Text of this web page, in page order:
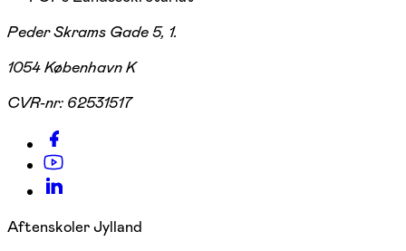
Peder Skrams Gade 5, 1.
1054 København K
CVR-nr: 62531517
Aftenskoler Jylland